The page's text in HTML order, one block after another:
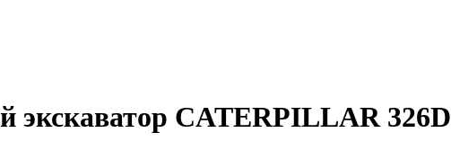
экскаватор CATERPILLAR 326D